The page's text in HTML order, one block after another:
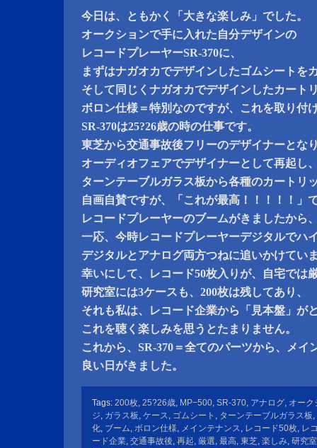
今日は、ともかく「大きな楽しみ」でした。
オークションで手に入れた自分デザインの
レコードプレーヤーSR-370に、
まずはナガオカでデザインしたゴムシートを
そして同じくナガオカでデザインしたカート
ボロン仕様＝特別なのですが、これを取り付
SR-370は25?26歳の時の仕事です。
東芝から交通事故後フリーのデザイナーとな
オーディオフェアでデザイナーとして再起し
ターンテーブルガラス板から各種のカートリ
自画自賛ですが、「これが最高！！！！！」
レコードプレーヤーのブームがきましたから
一応、今時レコードプレーヤーデジタルでハ
デジタルとアナログ両方つねに追いかけてい
幸いにして、レコード50枚入りが、自宅では
研究室には3ケースも、200枚は残してあり、
それも私は、レコード企業から「見本盤」が
これを聴く楽しみを思うとたまりません。
これから、SR-370＝全てのパーツから、メイ
良い日がきました。
Tags: 200枚, 25?26歳, MP−500, SR-370, アナログ, オーク
ジ, ガラス板, ケース, ゴムシート , ターンテーブルガラス板,
化, ブーム, ボロン仕様, メインテナンス, レコード50枚, レ
ード企業, 交通事故後, 再起, 厳選, 最高, 東芝, 楽しみ, 研究室